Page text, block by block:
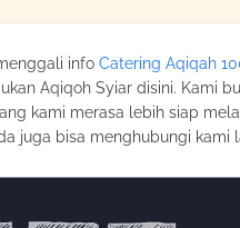
info Catering Aqiqah
Aqiqoh Syiar disini. Kami
kami merasa lebih siap
juga bisa menghubungi kami